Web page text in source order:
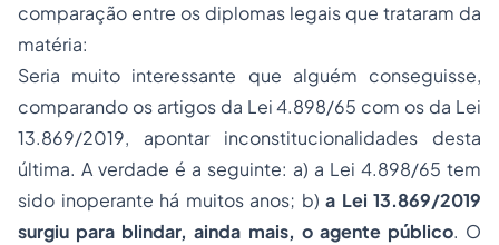
comparação entre os diplomas legais que trataram da
matéria:
Seria muito interessante que alguém conseguisse,
comparando os artigos da Lei 4.898/65 com os da Lei
13.869/2019, apontar inconstitucionalidades desta
última. A verdade é a seguinte: a) a Lei 4.898/65 tem
sido inoperante há muitos anos; b) a Lei 13.869/2019
surgiu para blindar, ainda mais, o agente público. O